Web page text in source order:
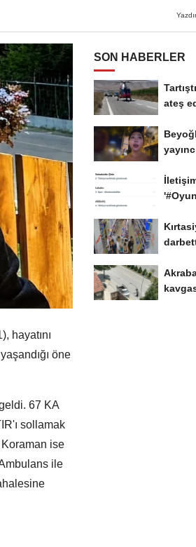
Yazdır
hayatını
öne
67 KA
sollamak
ise
ile
SON HABERLER
ateş